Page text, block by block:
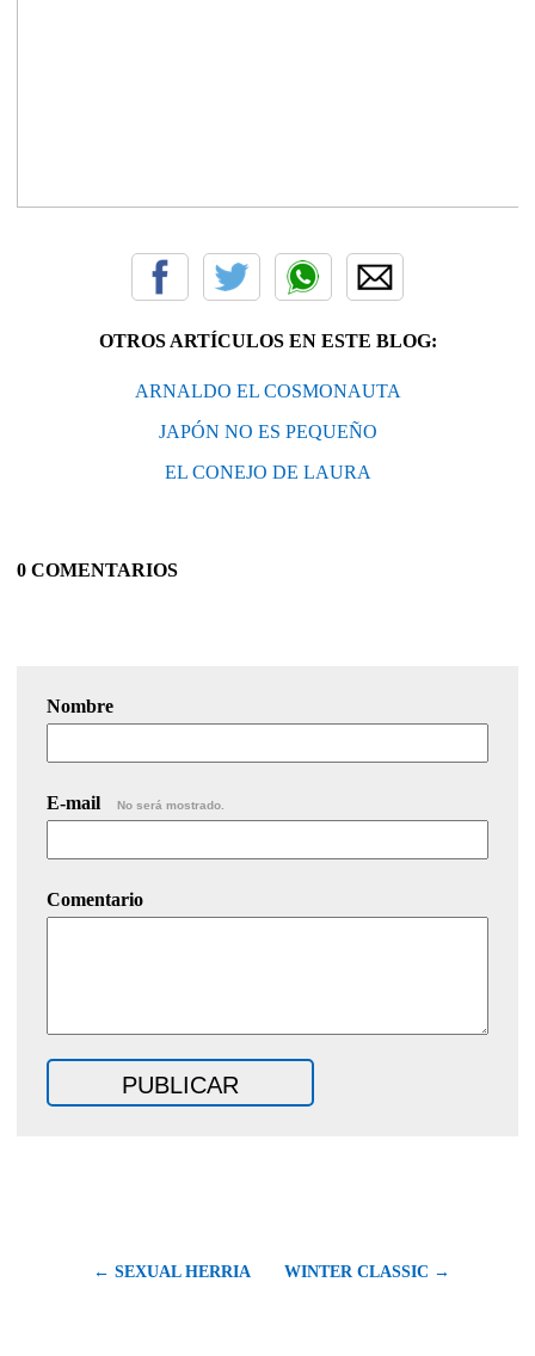
OTROS ARTÍCULOS EN ESTE BLOG:
ARNALDO EL COSMONAUTA
JAPÓN NO ES PEQUEÑO
EL CONEJO DE LAURA
0 COMENTARIOS
Nombre
E-mail No será mostrado.
Comentario
← SEXUAL HERRIA WINTER CLASSIC →